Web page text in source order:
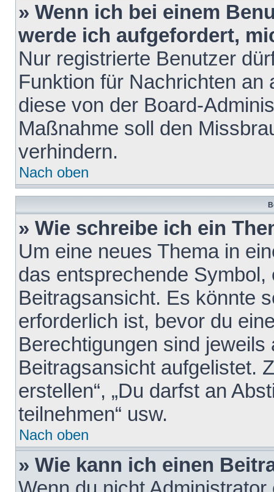
» Wenn ich bei einem
werde ich aufgefordert,
Nur registrierte Benutzer
Funktion für Nachrichten
diese von der Board-
Maßnahme soll den
verhindern.
Nach oben
» Wie schreibe ich ein
Um eine neues Thema in
das entsprechende
Beitragsansicht. Es könnte
erforderlich ist, bevor du
Berechtigungen sind
Beitragsansicht aufgelistet.
erstellen“, „Du darfst an
teilnehmen“ usw.
Nach oben
» Wie kann ich einen